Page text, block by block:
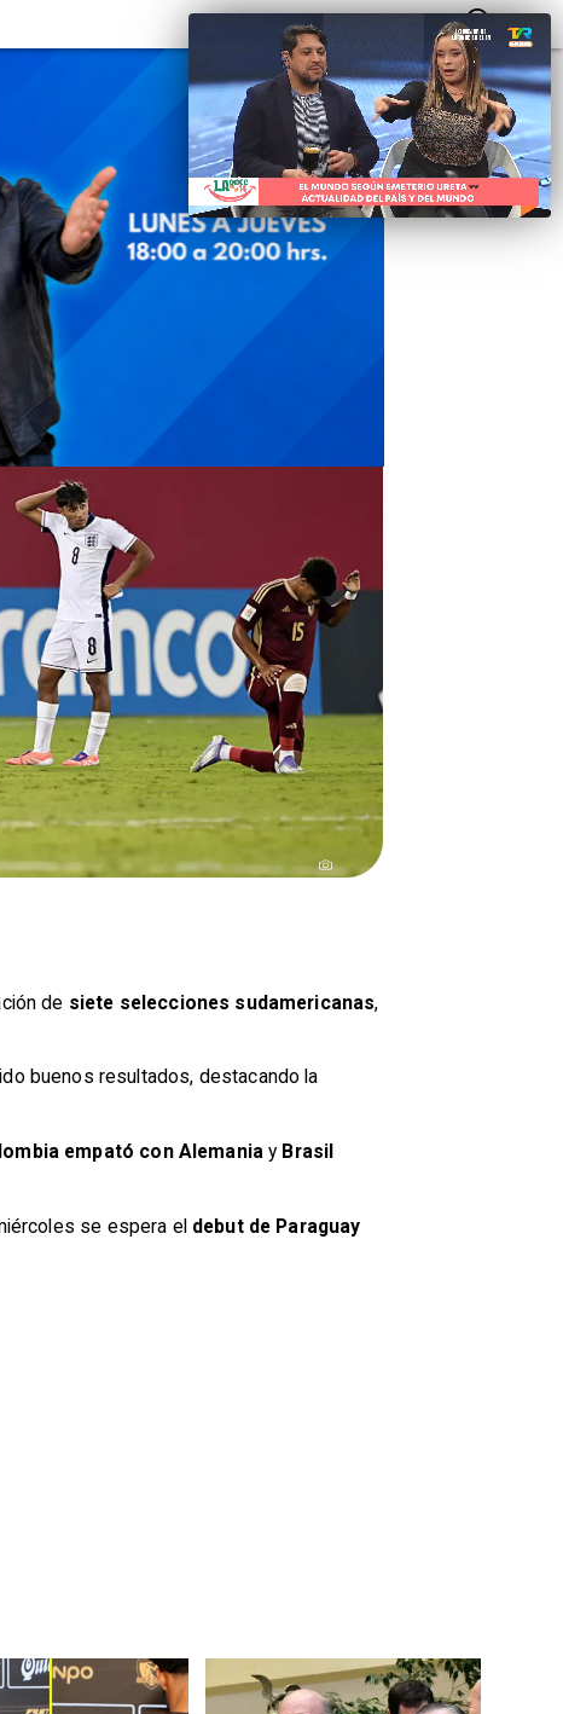
de siete selecciones sudamericanas,
buenos resultados, destacando la
empató con Alemania y Brasil
se espera el debut de Paraguay